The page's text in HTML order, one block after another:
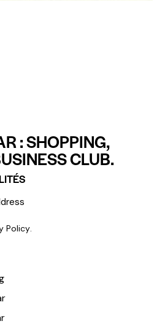
: SHOPPING,
CLUB.
Policy.